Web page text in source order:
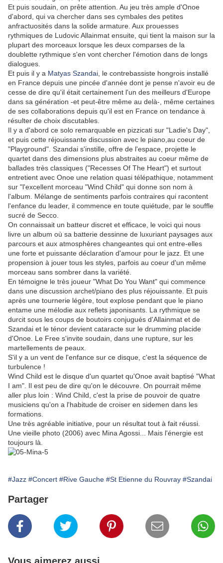
Et puis soudain, on prête attention. Au jeu très ample d'Onoe
d'abord, qui va chercher dans ses cymbales des petites
anfractuosités dans la solide armature. Aux prouesses
rythmiques de Ludovic Allainmat ensuite, qui tient la maison sur la
plupart des morceaux lorsque les deux comparses de la
doublette rythmique s'en vont chercher l'émotion dans de longs
dialogues.
Et puis il y a Matyas Szandai , le contrebassiste hongrois installé
en France depuis une pincée d'année dont je pense n'avoir eu de
cesse de dire qu'il était certainement l'un des meilleurs d'Europe
dans sa génération -et peut-être même au delà-, même certaines
de ses collaborations depuis qu'il est en France on tendance à
résulter de choix discutables.
Il y a d'abord ce solo remarquable en pizzicati sur "Ladie's Day",
et puis cette réjouissante discussion avec le piano,au coeur de
"Playground". Szandai s'instille, offre de l'espace, projette le
quartet dans des dimensions plus abstraites au coeur même de
ballades très classiques ("Recesses Of The Heart") et surtout
entretient avec Onoe une relation quasi télépathique, notamment
sur "l'excellent morceau "Wind Child" qui donne son nom à
l'album. Mélange de sentiments parfois contraires qui racontent
l'enfance du leader, il commence en toute quiétude, par le souffle
sucré de Secco.
On connaissait un batteur discret et efficace, le voici qui nous
livre un album où sa batterie dessinne de luxuriant paysages aux
parcours et aux atmosphères changeantes qui ont entre-elles
une forte et puissante déclaration d'amour pour le jazz. Et une
propension à jouer tous les styles, parfois au coeur d'un même
morceau sans sombrer dans la variété.
En témoigne le très joueur "What Do You Want" qui commence
dans une discussion archet/piano des plus réjouissante. Et puis
après une tournerie légère, tout explose pendant que le piano
entame une mélodie aux reflets japonisants. La rythmique se
durcit sous les coups de boutoirs conjugués d'Allainmat et de
Szandai et le ténor devient cataracte sur le drumming placide
d'Onoe. Le Free s'invite soudain, dans une rupture, sur les
martellements de peaux.
S'il y a un vent de l'enfance sur ce disque, c'est la séquence de
turbulence !
Wind Child est le disque d'un quartet qu'Onoe avait baptisé "What
I am". Il est peu de dire qu'on le découvre. On pourrait même
aller plus loin : Wind Child, c'est la prise de pouvoir de quatre
musiciens qu'on a l'habitude de croiser en sidemen dans les
formations.
Une très agréable initiative, pour un résultat tout à fait réussi.
Une vieille photo (2006) avec Mina Agossi... Mais l'énergie est
toujours là.
#Jazz #Concert #Rive Gauche #St Etienne du Rouvray #Szandai
Partager